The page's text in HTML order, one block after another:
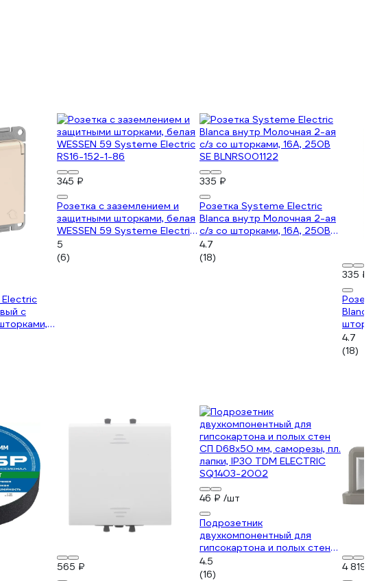
с
с
345 ₽
Розетка с заземлением и
защитными шторками, белая
WESSEN 59 Systeme Electric
RS16-152-1-86
5
(6)
335 ₽
Розетка Systeme Electric
Blanca внутр Молочная 2-ая
с/з со шторками, 16А, 250В
SE BLNRS001122
4.7
(18)
335 ₽
Blanca
4.7
(18)
565 ₽
46 ₽ /шт
Подрозетник
двухкомпонентный для
гипсокартона и полых стен
СП D68х50 мм, саморезы, пл.
лапки, IP30 TDM ELECTRIC
4.5
(16)
4 819 ₽